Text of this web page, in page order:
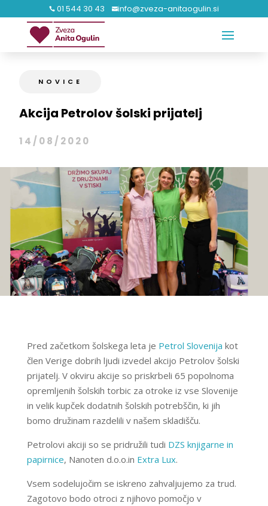
 01 544 30 43 info@zveza-anitaogulin.si
NOVICE
Akcija Petrolov šolski prijatelj
14/08/2020
Pred začetkom šolskega leta je Petrol Slovenija kot
člen Verige dobrih ljudi izvedel akcijo Petrolov šolski
prijatelj. V okviru akcije so priskrbeli 65 popolnoma
opremljenih šolskih torbic za otroke iz vse Slovenije
in velik kupček dodatnih šolskih potrebščin, ki jih
bomo družinam razdelili v našem skladišču.
Petrolovi akciji so se pridružili tudi DZS knjigarne in
papirnice, Nanoten d.o.o.in Extra Lux.
Vsem sodelujočim se iskreno zahvaljujemo za trud.
Zagotovo bodo otroci z njihovo pomočjo v